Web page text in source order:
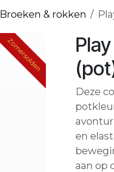
Broeken & rokken
Zomersolden
Zomersolden
Deze
en
aan op